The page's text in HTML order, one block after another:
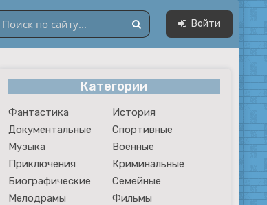
Мультфильмы
Сериалы
Войти
Категории
Фантастика
История
Документальные
Спортивные
Музыка
Военные
Приключения
Криминальные
Биографические
Семейные
Мелодрамы
Фильмы